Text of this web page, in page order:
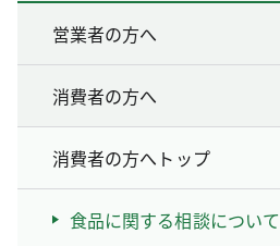
営業者の方へ
消費者の方へ
消費者の方へトップ
食品に関する相談について